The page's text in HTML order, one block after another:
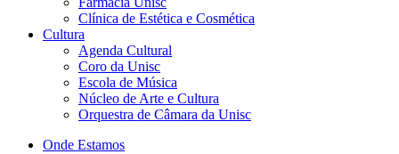
Clínica de Estética e Cosmética
Cultura
Agenda Cultural
Coro da Unisc
Escola de Música
Núcleo de Arte e Cultura
Orquestra de Câmara da Unisc
Onde Estamos